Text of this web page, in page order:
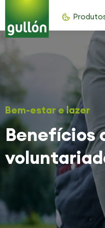
Bem-estar e lazer
Benefícios